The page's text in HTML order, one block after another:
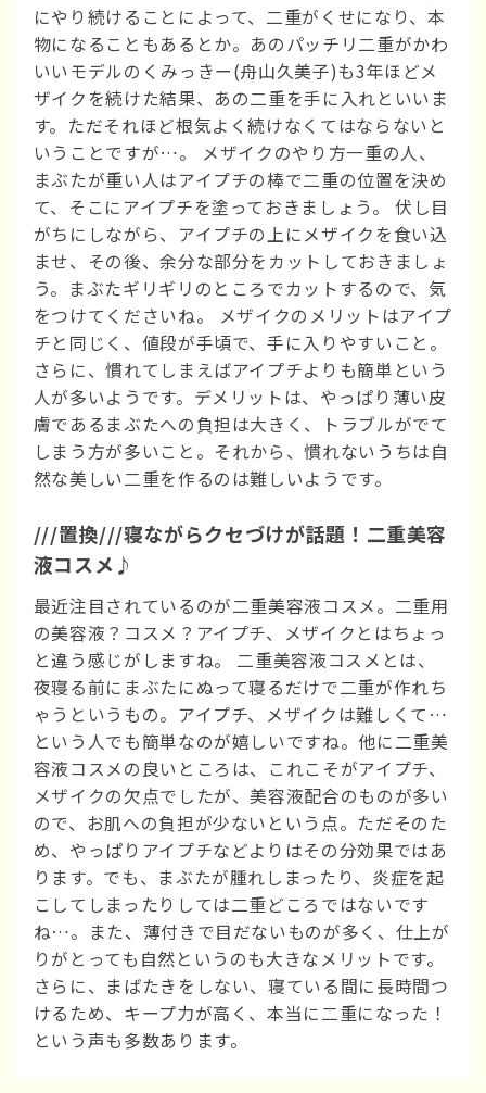
にやり続けることによって、二重がくせになり、本
物になることもあるとか。あのパッチリ二重がかわ
いいモデルのくみっきー(舟山久美子)も3年ほどメ
ザイクを続けた結果、あの二重を手に入れといいま
す。ただそれほど根気よく続けなくてはならないと
いうことですが…。 メザイクのやり方一重の人、
まぶたが重い人はアイプチの棒で二重の位置を決め
て、そこにアイプチを塗っておきましょう。 伏し目
がちにしながら、アイプチの上にメザイクを食い込
ませ、その後、余分な部分をカットしておきましょ
う。まぶたギリギリのところでカットするので、気
をつけてくださいね。 メザイクのメリットはアイプ
チと同じく、値段が手頃で、手に入りやすいこと。
さらに、慣れてしまえばアイプチよりも簡単という
人が多いようです。デメリットは、やっぱり薄い皮
膚であるまぶたへの負担は大きく、トラブルがでて
しまう方が多いこと。それから、慣れないうちは自
然な美しい二重を作るのは難しいようです。
///置換///寝ながらクセづけが話題！二重美容
液コスメ♪
最近注目されているのが二重美容液コスメ。二重用
の美容液？コスメ？アイプチ、メザイクとはちょっ
と違う感じがしますね。 二重美容液コスメとは、
夜寝る前にまぶたにぬって寝るだけで二重が作れち
ゃうというもの。アイプチ、メザイクは難しくて…
という人でも簡単なのが嬉しいですね。他に二重美
容液コスメの良いところは、これこそがアイプチ、
メザイクの欠点でしたが、美容液配合のものが多い
ので、お肌への負担が少ないという点。ただそのた
め、やっぱりアイプチなどよりはその分効果ではあ
ります。でも、まぶたが腫れしまったり、炎症を起
こしてしまったりしては二重どころではないです
ね…。また、薄付きで目だないものが多く、仕上が
りがとっても自然というのも大きなメリットです。
さらに、まばたきをしない、寝ている間に長時間つ
けるため、キープ力が高く、本当に二重になった！
という声も多数あります。